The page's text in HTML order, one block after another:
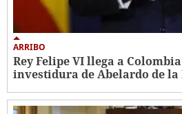
ARRIBO
Rey Felipe VI llega a
investidura de Abelardo de